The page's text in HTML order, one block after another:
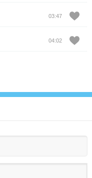
03:47
04:02